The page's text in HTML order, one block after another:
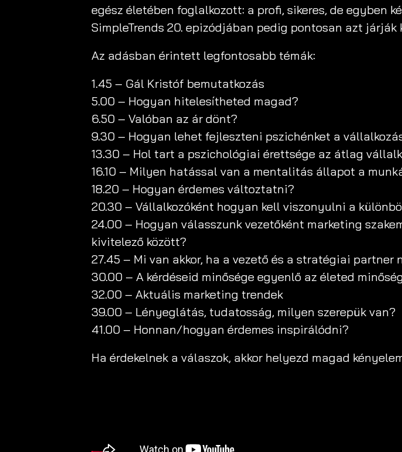
egész életében foglalkozott: a profi, sikeres, de egyben
SimpleTrends 20. epizódjában pedig pontosan azt járják
Az adásban érintett legfontosabb témák:
1.45 – Gál Kristóf bemutatkozás
5.00 – Hogyan hitelesítheted magad?
6.50 – Valóban az ár dönt?
9.30 – Hogyan lehet fejleszteni pszichénket a
13.30 – Hol tart a pszichológiai érettsége az átlag
16.10 – Milyen hatással van a mentalitás állapot a
18.20 – Hogyan érdemes változtatni?
20.30 – Vállalkozóként hogyan kell viszonyulni a
24.00 – Hogyan válasszunk vezetőként marketing
kivitelező között?
27.45 – Mi van akkor, ha a vezető és a stratégiai partner
30.00 – A kérdéseid minősége egyenlő az életed
32.00 – Aktuális marketing trendek
39.00 – Lényeglátás, tudatosság, milyen szerepük van?
41.00 – Honnan/hogyan érdemes inspirálódni?
Ha érdekelnek a válaszok, akkor helyezd magad